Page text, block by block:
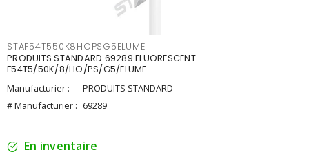
STAF54T550K8HOPSG5ELUME
PRODUITS STANDARD 69289 FLUORESCENT
F54T5/50K/8/HO/PS/G5/ELUME
Manufacturier :
PRODUITS STANDARD
# Manufacturier : 69289
En inventaire